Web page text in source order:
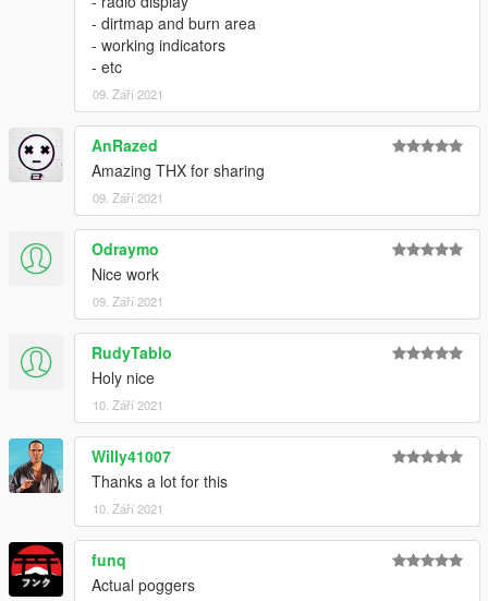
- dirtmap and burn area
- working indicators
- etc
09. Září 2021
AnRazed
Amazing THX for sharing
09. Září 2021
Odraymo
Nice work
09. Září 2021
RudyTablo
Holy nice
10. Září 2021
Willy41007
Thanks a lot for this
10. Září 2021
funq
Actual poggers